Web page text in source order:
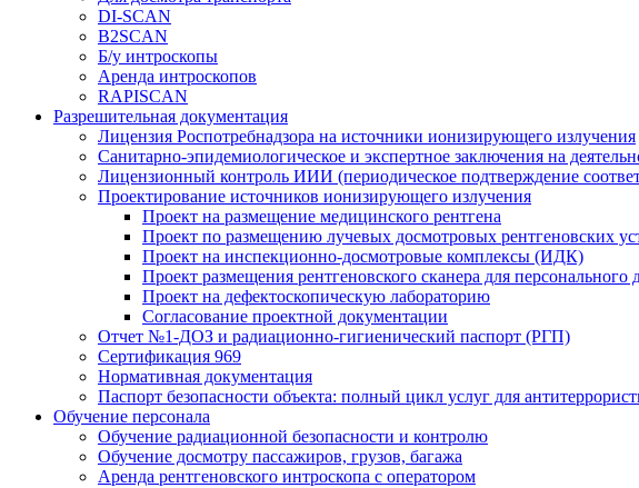
DI-SCAN
B2SCAN
Б/у интроскопы
Аренда интроскопов
RAPISCAN
Разрешительная документация
Лицензия Роспотребнадзора на источники ионизирующего излучения
Санитарно-эпидемиологическое и экспертное заключения на
Лицензионный контроль ИИИ (периодическое подтверждение
Проектирование источников ионизирующего излучения
Проект на размещение медицинского рентгена
Проект по размещению лучевых досмотровых рентгеновских
Проект на инспекционно-досмотровые комплексы (ИДК)
Проект размещения рентгеновского сканера для
Проект на дефектоскопическую лабораторию
Согласование проектной документации
Отчет №1-ДОЗ и радиационно-гигиенический паспорт (РГП)
Сертификация 969
Нормативная документация
Паспорт безопасности объекта: полный цикл услуг для
Обучение персонала
Обучение радиационной безопасности и контролю
Обучение досмотру пассажиров, грузов, багажа
Аренда рентгеновского интроскопа с оператором